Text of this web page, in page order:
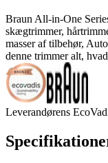
Braun All-in-One
skægtrimmer,
masser af tilbehør,
denne trimmer alt,
Leverandørens